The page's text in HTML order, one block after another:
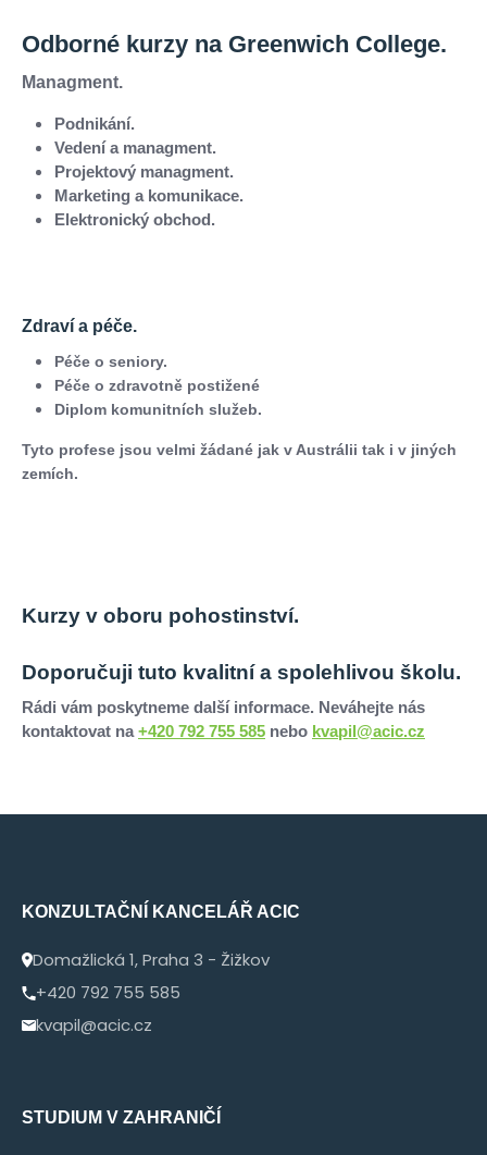
Odborné kurzy na Greenwich College.
​​​​​​​Managment.
Podnikání.
Vedení a managment.
Projektový managment.
Marketing a komunikace.
Elektronický obchod.
Zdraví a péče.
Péče o seniory.
Péče o zdravotně postižené
Diplom komunitních služeb.
​​​​​​​Tyto profese jsou velmi žádané jak v Austrálii tak i v jiných
zemích.
Kurzy v oboru pohostinství.
Doporučuji tuto kvalitní a spolehlivou školu.
Rádi vám poskytneme další informace. Neváhejte nás
kontaktovat na +420 792 755 585 nebo kvapil@acic.cz
KONZULTAČNÍ KANCELÁŘ ACIC
Domažlická 1, Praha 3 - Žižkov
+420 792 755 585
kvapil@acic.cz
STUDIUM V ZAHRANIČÍ